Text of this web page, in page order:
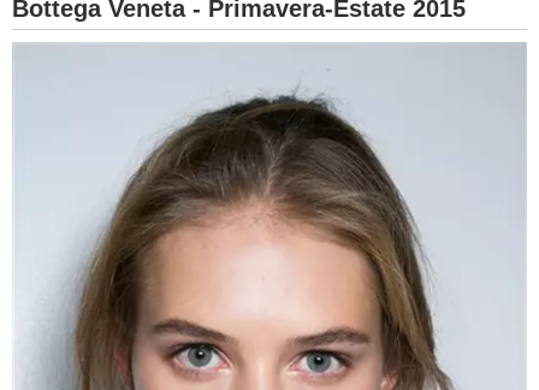
DIETA
Bottega Veneta - Primavera-Estate 2015